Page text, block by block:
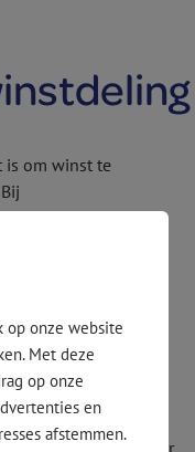
Met deze
op onze
en
afstemmen.
is om winst te
de winst aan de
hebben
want daarvoor